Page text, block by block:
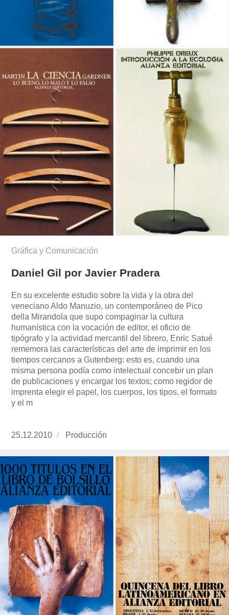
Gráfica y Comunicación
Daniel Gil por Javier Pradera
En su excelente estudio sobre la vida y la obra del
veneciano Aldo Manuzio, un contemporáneo de Pico
della Mirandola que supo compaginar la cultura
humanística con la vocación de editor, el oficio de
tipógrafo y la actividad mercantil del librero, Enric Satué
rememora las características del arte de imprimir en los
tiempos cercanos a Gutenberg: esto es, cuando una
misma persona podía como intelectual concebir un plan
de publicaciones y encargar los textos; como regidor de
imprenta elegir el papel, los cuerpos, los tipos, el formato
y el m
Publicado
25.12.2010 https://www.experimenta.es/author/
Producción